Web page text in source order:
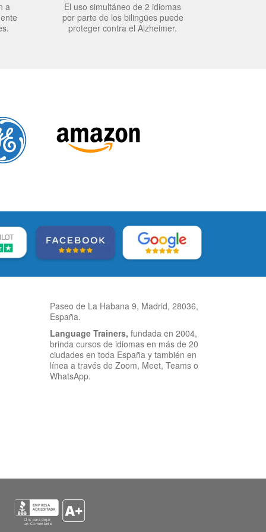
a
El uso simultáneo de 2 idiomas
por parte de los bilingües puede
proteger contra el Alzheimer.
Paseo de La Habana 9, Madrid, 28036,
España.
Language Trainers, fundada en 2004,
brinda cursos de idiomas en más de 20
ciudades en toda España y también en
línea a través de Zoom, Meet, Teams o
WhatsApp.